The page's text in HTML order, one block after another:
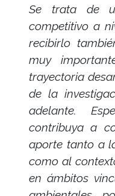
Se trata de
competitivo a
recibirlo
muy
trayectoria
de la
adelante.
contribuya a
aporte tanto a
como al
en ámbitos